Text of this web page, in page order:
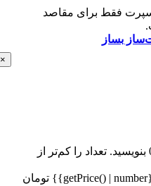
فقط برای مقاصد
تعداد را کم‌تر از